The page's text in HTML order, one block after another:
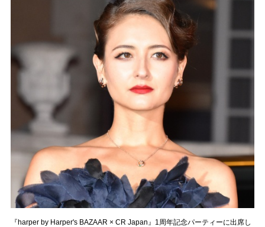
『harper by Harper's BAZAAR × CR Japan』1周年記念パーティーに出席し